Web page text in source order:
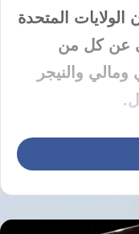
المتحدة
عن كل من
ومالي والنيجر
الخارجية في
القرار يأتي
هذا